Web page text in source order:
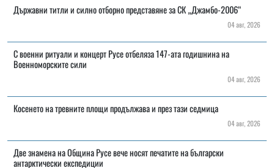
Държавни титли и силно отборно представяне за СК „Джамбо-2006“
04 авг, 2026
С военни ритуали и концерт Русе отбеляза 147-ата годишнина на
Военноморските сили
04 авг, 2026
Косенето на тревните площи продължава и през тази седмица
04 авг, 2026
Две знамена на Община Русе вече носят печатите на български
антарктически експедиции